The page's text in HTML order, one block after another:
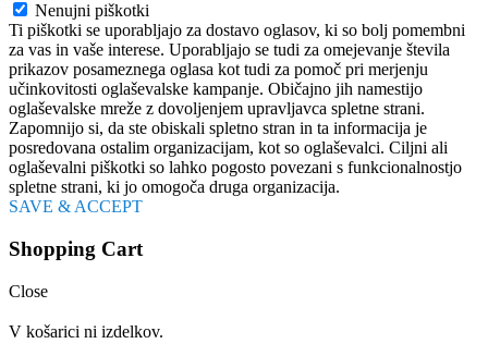
Nenujni piškotki
Ti piškotki se uporabljajo za dostavo oglasov, ki so bolj pomembni
za vas in vaše interese. Uporabljajo se tudi za omejevanje števila
prikazov posameznega oglasa kot tudi za pomoč pri merjenju
učinkovitosti oglaševalske kampanje. Običajno jih namestijo
oglaševalske mreže z dovoljenjem upravljavca spletne strani.
Zapomnijo si, da ste obiskali spletno stran in ta informacija je
posredovana ostalim organizacijam, kot so oglaševalci. Ciljni ali
oglaševalni piškotki so lahko pogosto povezani s funkcionalnostjo
spletne strani, ki jo omogoča druga organizacija.
SAVE & ACCEPT
Shopping Cart
Close
V košarici ni izdelkov.